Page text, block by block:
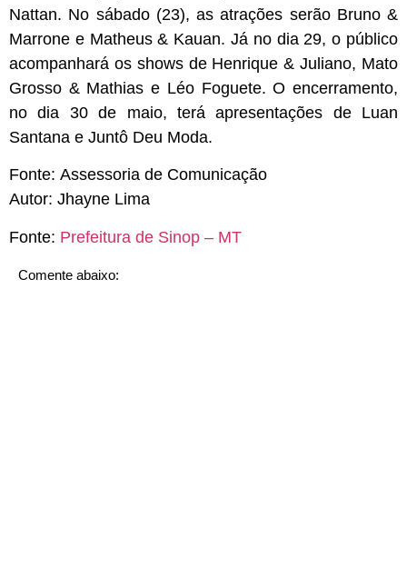
Nattan. No sábado (23), as atrações serão Bruno &
Marrone e Matheus & Kauan. Já no dia 29, o público
acompanhará os shows de Henrique & Juliano, Mato
Grosso & Mathias e Léo Foguete. O encerramento,
no dia 30 de maio, terá apresentações de Luan
Santana e Juntô Deu Moda.
Fonte: Assessoria de Comunicação
Autor: Jhayne Lima
Fonte: Prefeitura de Sinop – MT
Comente abaixo: